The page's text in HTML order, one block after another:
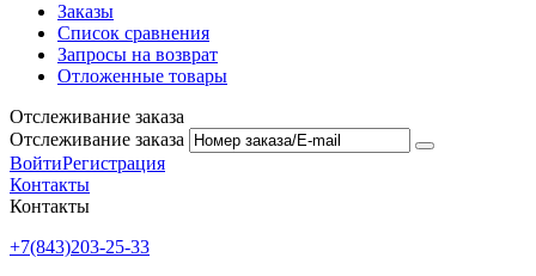
Заказы
Список сравнения
Запросы на возврат
Отложенные товары
Отслеживание заказа
Отслеживание заказа
ВойтиРегистрация
Контакты
Контакты
+7(843)203-25-33